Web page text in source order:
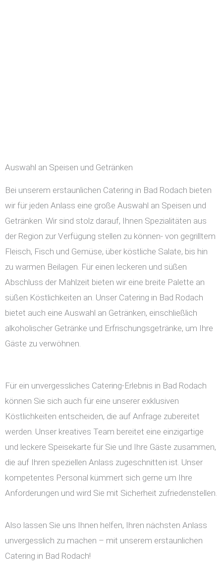
Auswahl an Speisen und Getränken
Bei unserem erstaunlichen Catering in Bad Rodach bieten
wir für jeden Anlass eine große Auswahl an Speisen und
Getränken. Wir sind stolz darauf, Ihnen Spezialitäten aus
der Region zur Verfügung stellen zu können- von gegrilltem
Fleisch, Fisch und Gemüse, über köstliche Salate, bis hin
zu warmen Beilagen. Für einen leckeren und süßen
Abschluss der Mahlzeit bieten wir eine breite Palette an
süßen Köstlichkeiten an. Unser Catering in Bad Rodach
bietet auch eine Auswahl an Getränken, einschließlich
alkoholischer Getränke und Erfrischungsgetränke, um Ihre
Gäste zu verwöhnen.
Für ein unvergessliches Catering-Erlebnis in Bad Rodach
können Sie sich auch für eine unserer exklusiven
Köstlichkeiten entscheiden, die auf Anfrage zubereitet
werden. Unser kreatives Team bereitet eine einzigartige
und leckere Speisekarte für Sie und Ihre Gäste zusammen,
die auf Ihren speziellen Anlass zugeschnitten ist. Unser
kompetentes Personal kümmert sich gerne um Ihre
Anforderungen und wird Sie mit Sicherheit zufriedenstellen.
Also lassen Sie uns Ihnen helfen, Ihren nächsten Anlass
unvergesslich zu machen – mit unserem erstaunlichen
Catering in Bad Rodach!